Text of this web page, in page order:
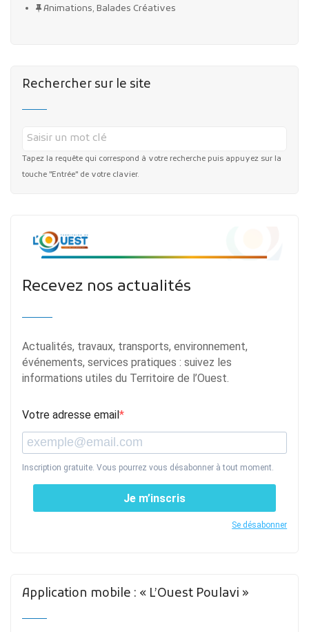
Animations, Balades Créatives
Rechercher sur le site
Tapez la requête qui correspond à votre recherche puis appuyez sur la
touche "Entrée" de votre clavier.
Recevez nos actualités
Actualités, travaux, transports, environnement,
événements, services pratiques : suivez les
informations utiles du Territoire de l’Ouest.
Votre adresse email
Inscription gratuite. Vous pourrez vous désabonner à tout moment.
Je m’inscris
Se désabonner
Application mobile : « L’Ouest Poulavi »